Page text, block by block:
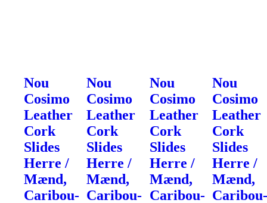
Nou
Cosimo
Leather
Cork
Slides
Herre /
Mænd,
Caribou-
Nou
Cosimo
Leather
Cork
Slides
Herre /
Mænd,
Caribou-
Nou
Cosimo
Leather
Cork
Slides
Herre /
Mænd,
Caribou-
Nou
Cosimo
Leather
Cork
Slides
Herre /
Mænd,